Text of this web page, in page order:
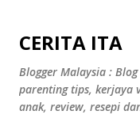
CERITA ITA
Blogger Malaysia :
parenting tips, kerjaya
anak, review, resepi